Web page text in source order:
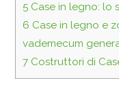
5 Case in legno: lo
6 Case in legno e
vademecum
7 Costruttori di